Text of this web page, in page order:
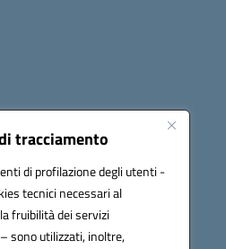
tracciamento
di profilazione degli utenti -
tecnici necessari al
fruibilità dei servizi
sono utilizzati, inoltre,